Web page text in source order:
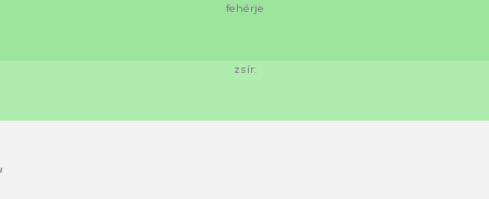
fehérje
zsír:
,